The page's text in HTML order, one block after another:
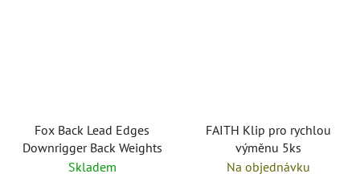
Fox Back Lead Edges
Downrigger Back Weights
Skladem
FAITH Klip pro rychlou
výměnu 5ks
Na objednávku